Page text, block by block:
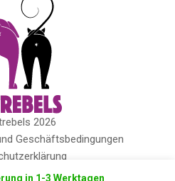
in 1-3 Werktagen
2026
Geschäftsbedingungen